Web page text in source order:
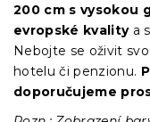
200 cm s vysokou
evropské kvalitya
Nebojte se oživit
hotelu či penzionu.
doporučujeme